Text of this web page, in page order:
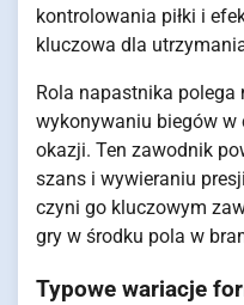
kontrolowania piłki i
kluczowa dla
Rola napastnika
wykonywaniu biegów w
okazji. Ten zawodnik
szans i wywieraniu
czyni go kluczowym
gry w środku pola w
Typowe wariacje